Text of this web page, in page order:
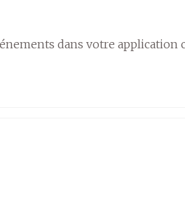
dans votre application